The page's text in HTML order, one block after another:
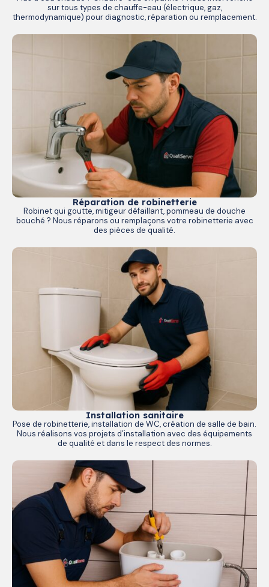
sur tous types de chauffe-eau (électrique, gaz,
thermodynamique) pour diagnostic, réparation ou remplacement.
Réparation de robinetterie
Robinet qui goutte, mitigeur défaillant, pommeau de douche
bouché ? Nous réparons ou remplaçons votre robinetterie avec
des pièces de qualité.
Installation sanitaire
Pose de robinetterie, installation de WC, création de salle de bain.
Nous réalisons vos projets d’installation avec des équipements
de qualité et dans le respect des normes.